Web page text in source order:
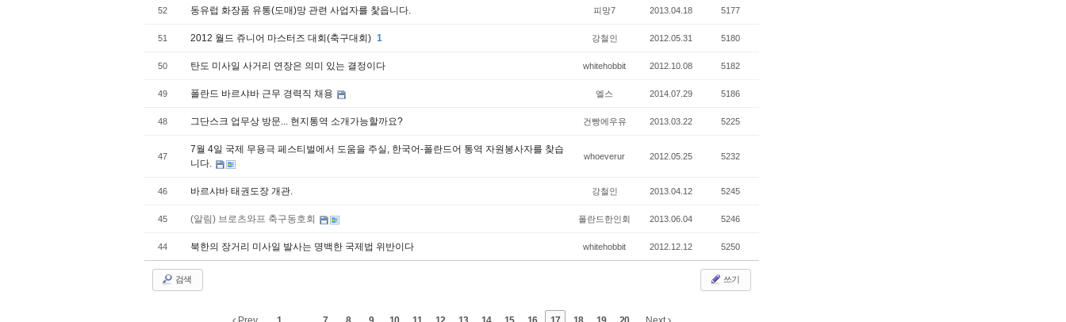
52 동유럽 화장품 유통(도매)망 관련 사업자를 찿읍니다. 피망7 2013.04.18 5177
51 2012 월드 쥬니어 마스터즈 대회(축구대회) 1 강철인 2012.05.31 5180
50 탄도 미사일 사거리 연장은 의미 있는 결정이다 whitehobbit 2012.10.08 5182
49 폴란드 바르샤바 근무 경력직 채용 엘스 2014.07.29 5186
48 그단스크 업무상 방문... 현지통역 소개가능할까요? 건빵에우유 2013.03.22 5225
47
7월 4일 국제 무용극 페스티벌에서 도움을 주실, 한국어-폴란드어 통역 자원봉사자를 찾습
니다.
whoeverur 2012.05.25 5232
46 바르샤바 태권도장 개관. 강철인 2013.04.12 5245
45 (알림) 브로츠와프 축구동호회 폴란드한인회 2013.06.04 5246
44 북한의 장거리 미사일 발사는 명백한 국제법 위반이다 whitehobbit 2012.12.12 5250
검색 쓰기